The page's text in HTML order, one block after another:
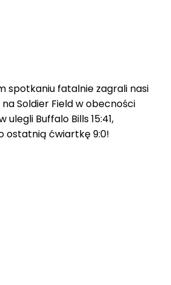
spotkaniu fatalnie zagrali nasi
na Soldier Field w obecności
Buffalo Bills 15:41,
ostatnią ćwiartkę 9:0!